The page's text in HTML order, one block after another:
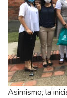
Asimismo, la